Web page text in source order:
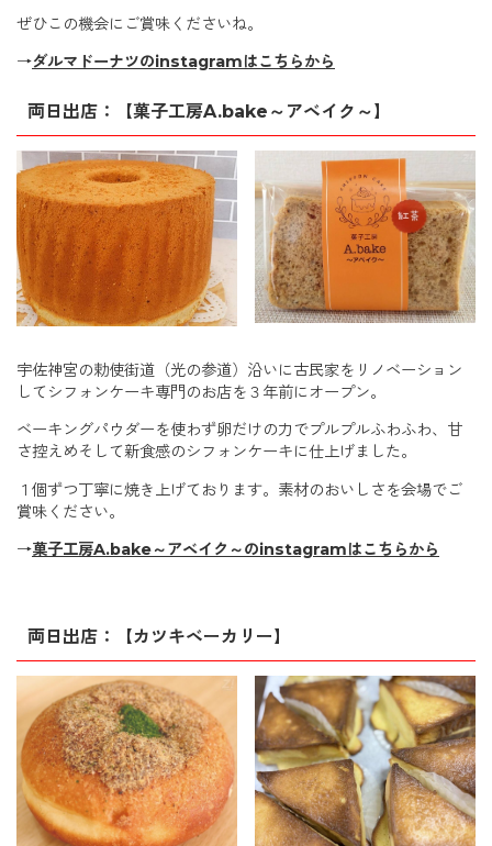
ぜひこの機会にご賞味くださいね。
→ダルマドーナツのinstagramはこちらから
両日出店：【菓子工房A.bake～アベイク～】
宇佐神宮の勅使街道（光の参道）沿いに古民家をリノベーション
してシフォンケーキ専門のお店を３年前にオープン。
ベーキングパウダーを使わず卵だけの力でプルプルふわふわ、甘
さ控えめそして新食感のシフォンケーキに仕上げました。
１個ずつ丁寧に焼き上げております。素材のおいしさを会場でご
賞味ください。
→菓子工房A.bake～アベイク～のinstagramはこちらから
両日出店：【カツキベーカリー】